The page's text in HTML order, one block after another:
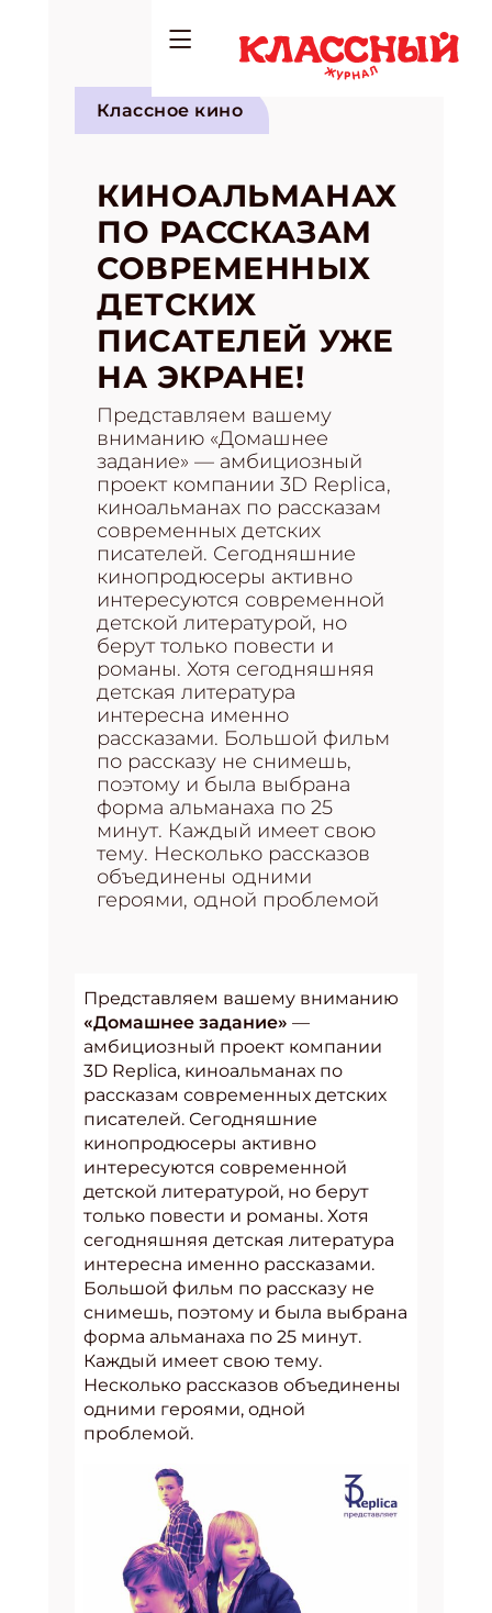
Классное кино
КИНОАЛЬМАНАХ
ПО РАССКАЗАМ
СОВРЕМЕННЫХ
ДЕТСКИХ
ПИСАТЕЛЕЙ УЖЕ
НА ЭКРАНЕ!
Представляем вашему
вниманию «Домашнее
задание» — амбициозный
проект компании 3D Replica,
киноальманах по рассказам
современных детских
писателей. Сегодняшние
кинопродюсеры активно
интересуются современной
детской литературой, но
берут только повести и
романы. Хотя сегодняшняя
детская литература
интересна именно
рассказами. Большой фильм
по рассказу не снимешь,
поэтому и была выбрана
форма альманаха по 25
минут. Каждый имеет свою
тему. Несколько рассказов
объединены одними
героями, одной проблемой
Представляем вашему вниманию
«Домашнее задание» —
амбициозный проект компании
3D Replica, киноальманах по
рассказам современных детских
писателей. Сегодняшние
кинопродюсеры активно
интересуются современной
детской литературой, но берут
только повести и романы. Хотя
сегодняшняя детская литература
интересна именно рассказами.
Большой фильм по рассказу не
снимешь, поэтому и была выбрана
форма альманаха по 25 минут.
Каждый имеет свою тему.
Несколько рассказов объединены
одними героями, одной
проблемой.